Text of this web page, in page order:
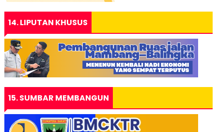
14. LIPUTAN KHUSUS
15. SUMBAR MEMBANGUN